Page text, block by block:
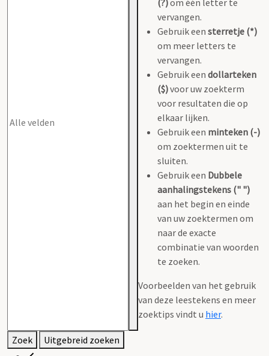
vervangen.
Gebruik een sterretje (*)
om meer letters te
vervangen.
Gebruik een dollarteken
($)voor uw zoekterm
voor resultaten die op
elkaar lijken.
Gebruik een minteken (-)
om zoektermen uit te
sluiten.
Gebruik een Dubbele
aanhalingstekens (" ")
aan het begin en einde
van uw zoektermen om
naar de exacte
combinatie van woorden
te zoeken.
Voorbeelden van het gebruik
van deze leestekens en meer
zoektips vindt u hier.
Zoek Uitgebreid zoeken